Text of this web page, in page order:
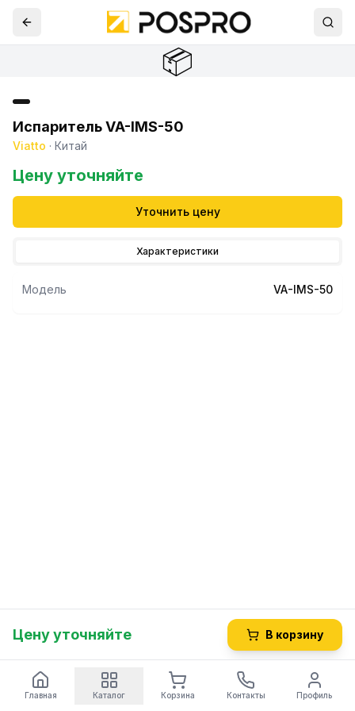
📦
Испаритель VA-IMS-50
Viatto · Китай
Цену уточняйте
Уточнить цену
Характеристики
Модель VA-IMS-50
Цену уточняйте В корзину
Главная Каталог Корзина Контакты Профиль